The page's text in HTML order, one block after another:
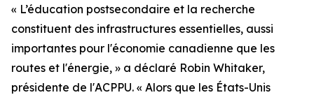
« L’éducation postsecondaire et la recherche
constituent des infrastructures essentielles, aussi
importantes pour l'économie canadienne que les
routes et l'énergie, » a déclaré Robin Whitaker,
présidente de l'ACPPU. « Alors que les États-Unis